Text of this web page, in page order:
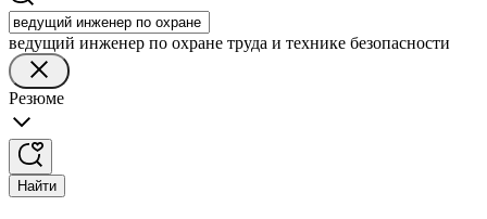
ведущий инженер по охране труда и технике безопасности
Резюме
Найти